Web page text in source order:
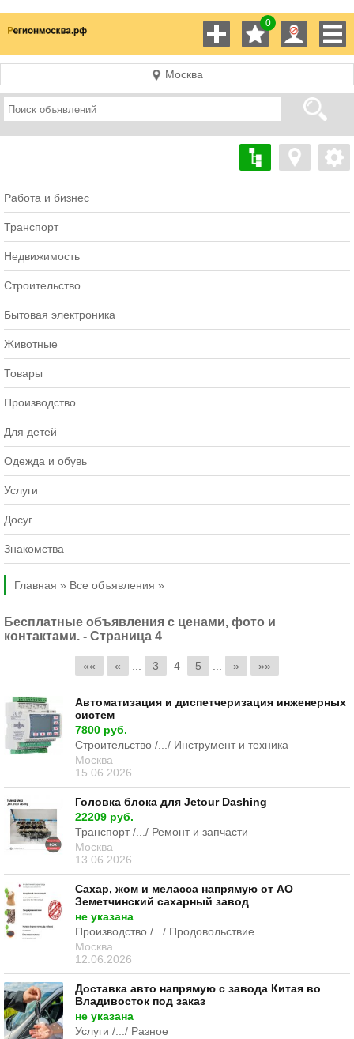
0
Москва
Работа и бизнес
Транспорт
Недвижимость
Строительство
Бытовая электроника
Животные
Товары
Производство
Для детей
Одежда и обувь
Услуги
Досуг
Знакомства
Главная » Все объявления »
Бесплатные объявления с ценами, фото и
контактами. - Страница 4
«« « 3 4 5 » »»
Автоматизация и диспетчеризация инженерных
систем
7800 руб.
Строительство /.../ Инструмент и техника
Москва
15.06.2026
Головка блока для Jetour Dashing
22209 руб.
Транспорт /.../ Ремонт и запчасти
Москва
13.06.2026
Сахар, жом и меласса напрямую от АО
Земетчинский сахарный завод
не указана
Производство /.../ Продовольствие
Москва
12.06.2026
Доставка авто напрямую с завода Китая во
Владивосток под заказ
не указана
Услуги /.../ Разное